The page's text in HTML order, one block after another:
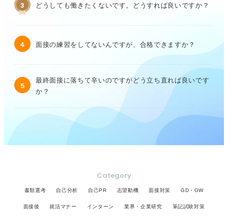
3 どうしても働きたくないです。どうすれば良いですか？
4 面接の練習をしてないんですが、合格できますか？
5
最終面接に落ちて辛いのですがどう立ち直れば良いです
か？
Category
書類選考 自己分析 自己PR 志望動機 面接対策 GD・GW
面接後 就活マナー インターン 業界・企業研究 筆記試験対策